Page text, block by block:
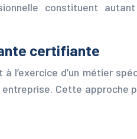
constituent
certifiante
d’un métier
Cette approche